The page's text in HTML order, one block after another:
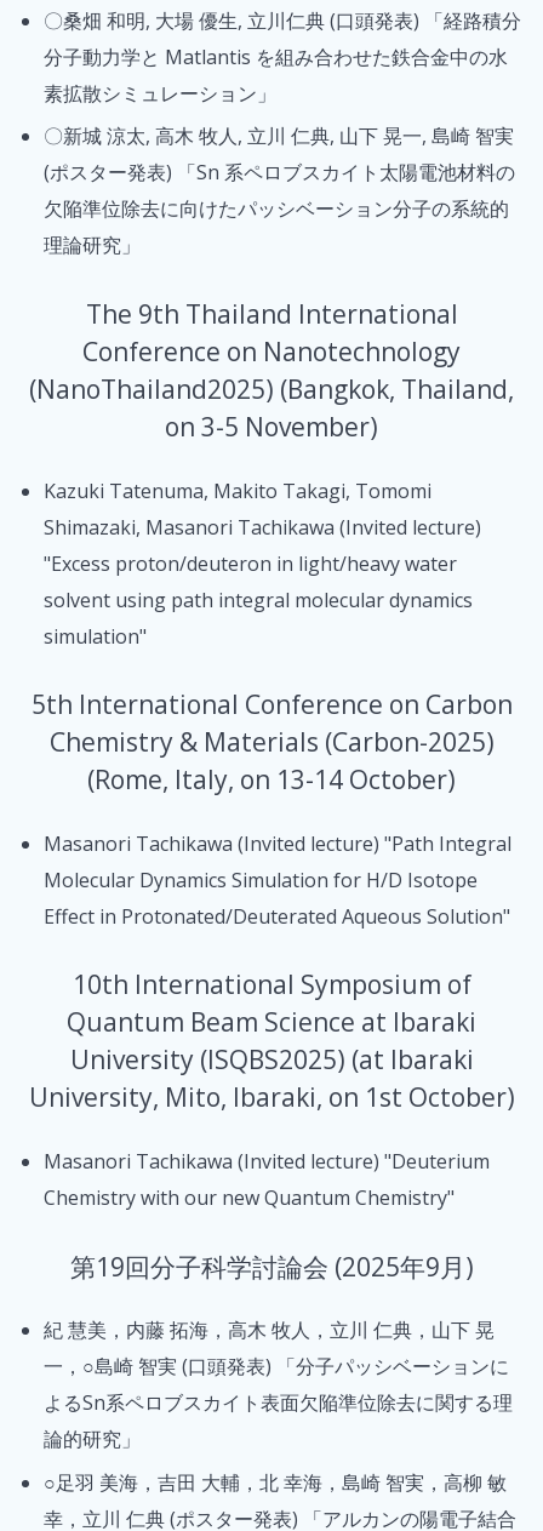
〇桑畑 和明, 大場 優生, 立川仁典 (口頭発表) 「経路積分
分子動力学と Matlantis を組み合わせた鉄合金中の水
素拡散シミュレーション」
〇新城 涼太, 高木 牧人, 立川 仁典, 山下 晃一, 島崎 智実
(ポスター発表) 「Sn 系ペロブスカイト太陽電池材料の
欠陥準位除去に向けたパッシベーション分子の系統的
理論研究」
The 9th Thailand International
Conference on Nanotechnology
(NanoThailand2025) (Bangkok, Thailand,
on 3-5 November)
Kazuki Tatenuma, Makito Takagi, Tomomi
Shimazaki, Masanori Tachikawa (Invited lecture)
"Excess proton/deuteron in light/heavy water
solvent using path integral molecular dynamics
simulation"
5th International Conference on Carbon
Chemistry & Materials (Carbon-2025)
(Rome, Italy, on 13-14 October)
Masanori Tachikawa (Invited lecture) "Path Integral
Molecular Dynamics Simulation for H/D Isotope
Effect in Protonated/Deuterated Aqueous Solution"
10th International Symposium of
Quantum Beam Science at Ibaraki
University (ISQBS2025) (at Ibaraki
University, Mito, Ibaraki, on 1st October)
Masanori Tachikawa (Invited lecture) "Deuterium
Chemistry with our new Quantum Chemistry"
第19回分子科学討論会 (2025年9月)
紀 慧美，内藤 拓海，高木 牧人，立川 仁典，山下 晃
一，○島崎 智実 (口頭発表) 「分子パッシベーションに
よるSn系ペロブスカイト表面欠陥準位除去に関する理
論的研究」
○足羽 美海，吉田 大輔，北 幸海，島崎 智実，高柳 敏
幸，立川 仁典 (ポスター発表) 「アルカンの陽電子結合